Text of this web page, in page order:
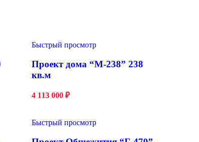
Быстрый просмотр
Проект дома “М-238” 238
кв.м
4 113 000 ₽
Быстрый просмотр